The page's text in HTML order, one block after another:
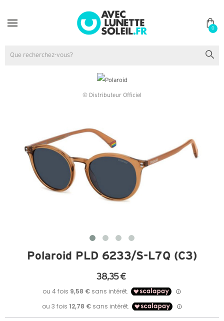
0
© Distributeur Officiel
Polaroid PLD 6233/S-L7Q (C3)
38,35 €